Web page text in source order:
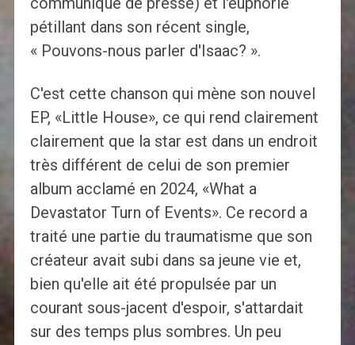
pétillant dans son récent single,
« Pouvons-nous parler d'Isaac? ».
C'est cette chanson qui mène son nouvel
EP, «Little House», ce qui rend clairement
clairement que la star est dans un endroit
très différent de celui de son premier
album acclamé en 2024, «What a
Devastator Turn of Events». Ce record a
traité une partie du traumatisme que son
créateur avait subi dans sa jeune vie et,
bien qu'elle ait été propulsée par un
courant sous-jacent d'espoir, s'attardait
sur des temps plus sombres. Un peu